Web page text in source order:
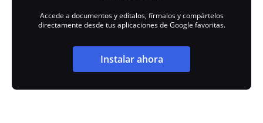
Accede a documentos y edítalos, fírmalos y compártelos
directamente desde tus aplicaciones de Google favoritas.
Instalar ahora